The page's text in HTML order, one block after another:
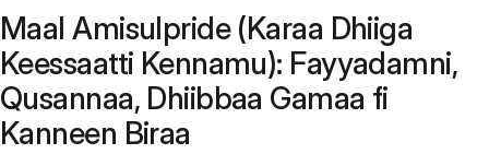
Maal Amisulpride (Karaa Dhiiga
Keessaatti Kennamu): Fayyadamni,
Qusannaa, Dhiibbaa Gamaa fi
Kanneen Biraa